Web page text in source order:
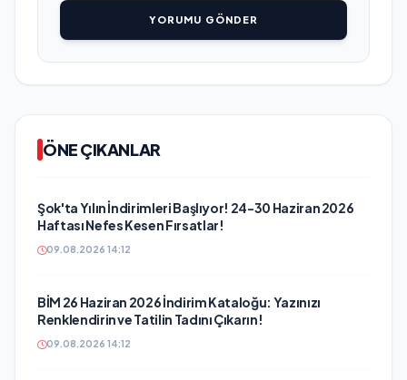
YORUMU GÖNDER
ÖNE ÇIKANLAR
Şok'ta Yılın İndirimleri Başlıyor! 24-30 Haziran 2026
Haftası Nefes Kesen Fırsatlar!
09.08.2026 14:12
BİM 26 Haziran 2026 İndirim Kataloğu: Yazınızı
Renklendirin ve Tatilin Tadını Çıkarın!
09.08.2026 14:12